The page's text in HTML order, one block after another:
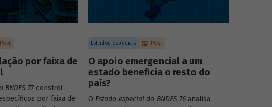
Post
por faixa de
77constrói
por faixa de
Estudos especiais Post
O apoio emergencial a um
estado beneficia o resto do
país?
O Estudo especial do BNDES 76 analisa